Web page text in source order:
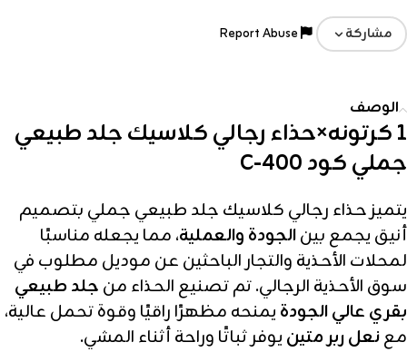
مشاركة
الوصف
1 كرتونه×حذاء رجالي كلاسيك جلد طبيعي
جملي كود C-400
يتميز حذاء رجالي كلاسيك جلد طبيعي جملي بتصميم
أنيق يجمع بينالجودة والعملية، مما يجعله مناسبًا
لمحلات الأحذية والتجار الباحثين عن موديل مطلوب في
سوق الأحذية الرجالي. تم تصنيع الحذاء من جلد طبيعي
بقري عالي الجودة يمنحه مظهرًا راقيًا وقوة تحمل عالية،
معنعل ربر متين يوفر ثباتًا وراحة أثناء المشي.